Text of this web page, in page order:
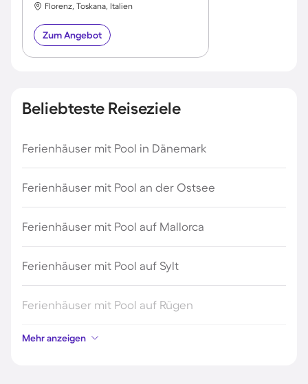
Florenz, Toskana, Italien
Zum Angebot
Beliebteste Reiseziele
Ferienhäuser mit Pool in Dänemark
Ferienhäuser mit Pool an der Ostsee
Ferienhäuser mit Pool auf Mallorca
Ferienhäuser mit Pool auf Sylt
Ferienhäuser mit Pool auf Rügen
Ferienhäuser mit Pool am Gardasee
Mehr anzeigen